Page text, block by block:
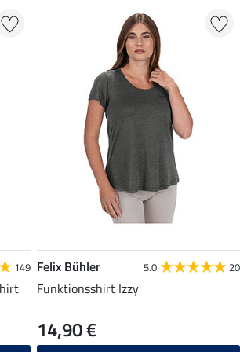
149 Felix Bühler 5.0 20
Funktionsshirt Izzy
14,90 €